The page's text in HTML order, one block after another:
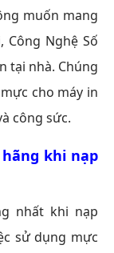
muốn mang
Nghệ Số
tại nhà. Chúng
cho máy in
công sức.
khi nạp
nhất khi nạp
sử dụng mực